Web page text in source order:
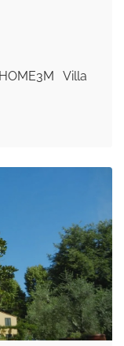
Villa